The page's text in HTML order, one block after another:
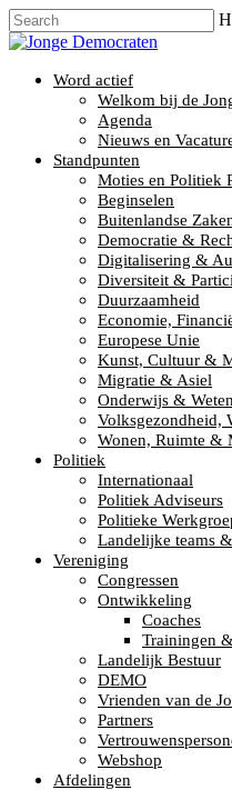
Word actief
Welkom bij de
Agenda
Nieuws en
Standpunten
Moties en Politiek
Beginselen
Buitenlandse
Democratie &
Digitalisering &
Diversiteit &
Duurzaamheid
Economie,
Europese Unie
Kunst, Cultuur &
Migratie & Asiel
Onderwijs &
Volksgezondheid,
Wonen, Ruimte &
Politiek
Internationaal
Politiek Adviseurs
Politieke
Landelijke teams
Vereniging
Congressen
Ontwikkeling
Coaches
Trainingen
Landelijk Bestuur
DEMO
Vrienden van de
Partners
Webshop
Afdelingen